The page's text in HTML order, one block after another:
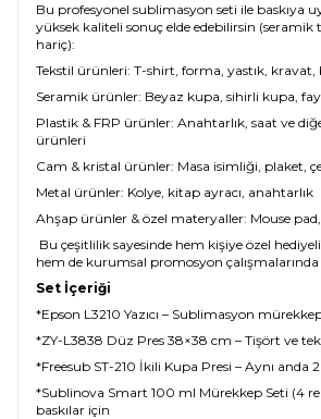
Bu profesyonel sublimasyon seti ile baskıya
yüksek kaliteli sonuç elde edebilirsin (seramik
hariç):
Tekstil ürünleri: T-shirt, forma, yastık, kravat,
Seramik ürünler: Beyaz kupa, sihirli kupa,
Plastik & FRP ürünler: Anahtarlık, saat ve
ürünleri
Cam & kristal ürünler: Masa isimliği, plaket,
Metal ürünler: Kolye, kitap ayracı, anahtarlık
Ahşap ürünler & özel materyaller: Mouse
Bu çeşitlilik sayesinde hem kişiye özel
hem de kurumsal promosyon
Set İçeriği
*Epson L3210 Yazıcı – Sublimasyon
*ZY-L3838 Düz Pres 38×38 cm – Tişört ve
*Freesub ST-210 İkili Kupa Presi – Aynı anda
*Sublinova Smart 100 ml Mürekkep Seti (4
baskılar için